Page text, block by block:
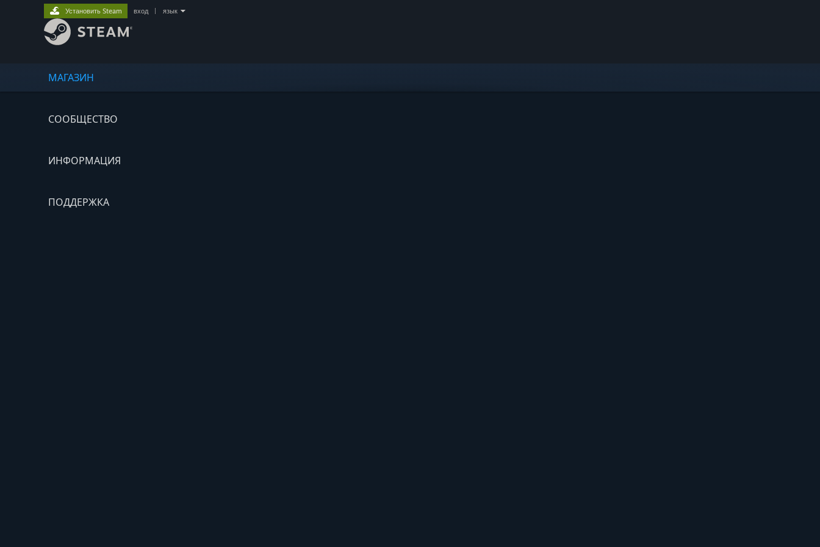
МАГАЗИН
СООБЩЕСТВО
ИНФОРМАЦИЯ
ПОДДЕРЖКА
Установить Steam вход язык